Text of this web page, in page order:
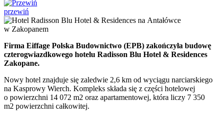
przewiń
Firma Eiffage Polska Budownictwo (EPB) zakończyła budowę
czterogwiazdkowego hotelu Radisson Blu Hotel & Residences
Zakopane.
Nowy hotel znajduje się zaledwie 2,6 km od wyciągu narciarskiego
na Kasprowy Wierch. Kompleks składa się z części hotelowej
o powierzchni 14 072 m2 oraz apartamentowej, która liczy 7 350
m2 powierzchni całkowitej.